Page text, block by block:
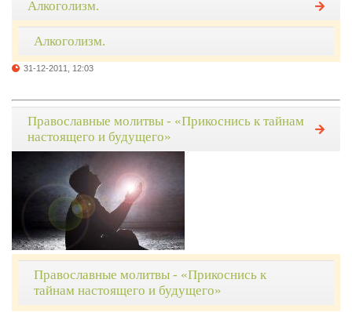
Алкоголизм.
Алкоголизм.
31-12-2011, 12:03
Православные молитвы - «Прикоснись к тайнам
настоящего и будущего»
Православные молитвы - «Прикоснись к
тайнам настоящего и будущего»